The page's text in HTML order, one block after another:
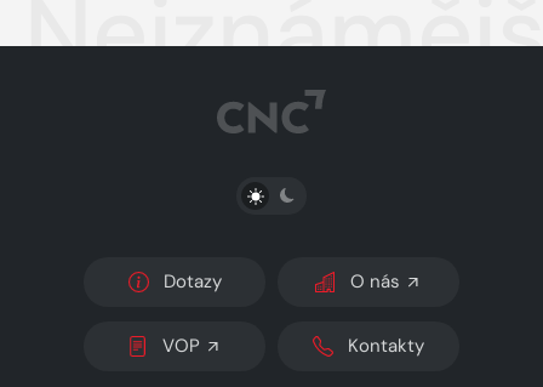
PŘEPNOUT SVĚTLÝ/TMAVÝ REŽIM
Dotazy O nás
VOP Kontakty